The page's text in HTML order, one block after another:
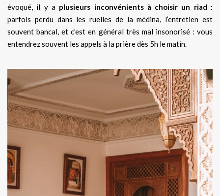
évoqué, il y a plusieurs inconvénients à choisir un riad :
parfois perdu dans les ruelles de la médina, l’entretien est
souvent bancal, et c’est en général très mal insonorisé : vous
entendrez souvent les appels à la prière dès 5h le matin.